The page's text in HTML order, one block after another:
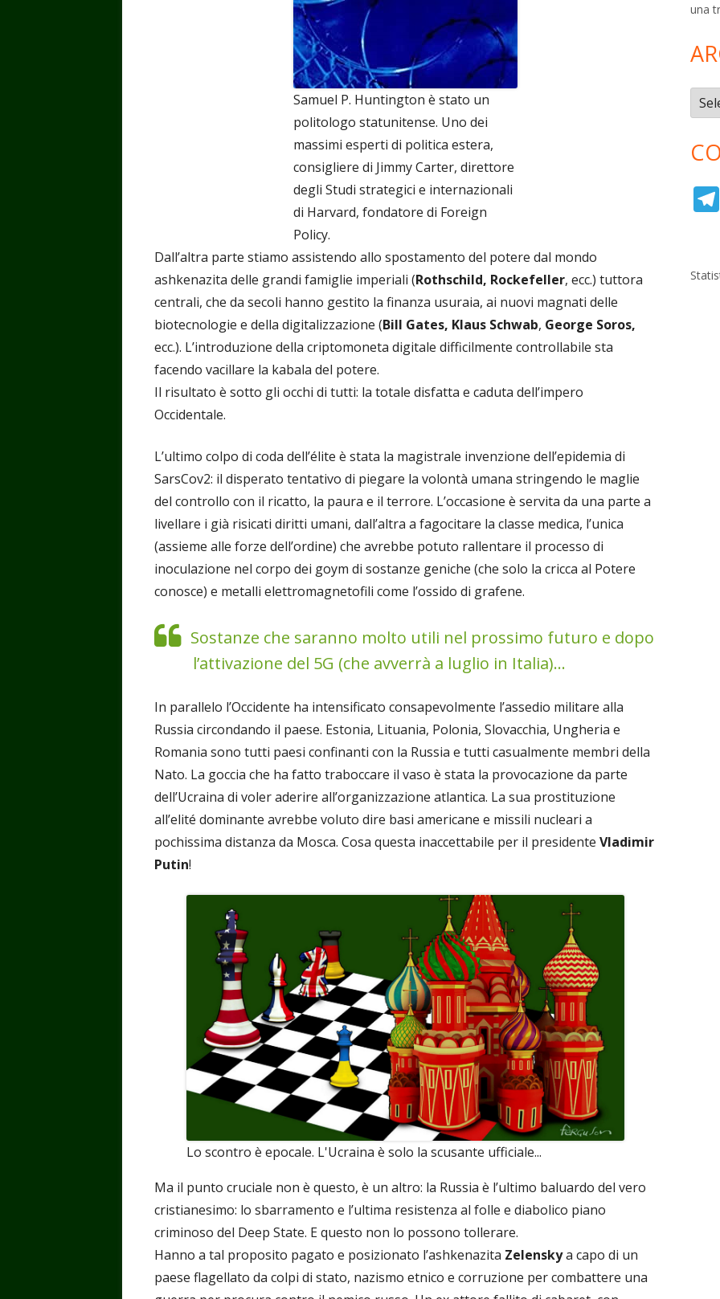
Samuel P. Huntington è stato un
politologo statunitense. Uno dei
massimi esperti di politica estera,
consigliere di Jimmy Carter, direttore
degli Studi strategici e internazionali
di Harvard, fondatore di Foreign
Policy.
Dall’altra parte stiamo assistendo allo spostamento del potere dal mondo
ashkenazita delle grandi famiglie imperiali (Rothschild, Rockefeller, ecc.) tuttora
centrali, che da secoli hanno gestito la finanza usuraia, ai nuovi magnati delle
biotecnologie e della digitalizzazione (Bill Gates, Klaus Schwab, George Soros,
ecc.). L’introduzione della criptomoneta digitale difficilmente controllabile sta
facendo vacillare la kabala del potere.
Il risultato è sotto gli occhi di tutti: la totale disfatta e caduta dell’impero
Occidentale.
L’ultimo colpo di coda dell’élite è stata la magistrale invenzione dell’epidemia di
SarsCov2: il disperato tentativo di piegare la volontà umana stringendo le maglie
del controllo con il ricatto, la paura e il terrore. L’occasione è servita da una parte a
livellare i già risicati diritti umani, dall’altra a fagocitare la classe medica, l’unica
(assieme alle forze dell’ordine) che avrebbe potuto rallentare il processo di
inoculazione nel corpo dei goym di sostanze geniche (che solo la cricca al Potere
conosce) e metalli elettromagnetofili come l’ossido di grafene.
Sostanze che saranno molto utili nel prossimo futuro e dopo
l’attivazione del 5G (che avverrà a luglio in Italia)...
In parallelo l’Occidente ha intensificato consapevolmente l’assedio militare alla
Russia circondando il paese. Estonia, Lituania, Polonia, Slovacchia, Ungheria e
Romania sono tutti paesi confinanti con la Russia e tutti casualmente membri della
Nato. La goccia che ha fatto traboccare il vaso è stata la provocazione da parte
dell’Ucraina di voler aderire all’organizzazione atlantica. La sua prostituzione
all’elité dominante avrebbe voluto dire basi americane e missili nucleari a
pochissima distanza da Mosca. Cosa questa inaccettabile per il presidente Vladimir
Putin!
Lo scontro è epocale. L'Ucraina è solo la scusante ufficiale...
Ma il punto cruciale non è questo, è un altro: la Russia è l’ultimo baluardo del vero
cristianesimo: lo sbarramento e l’ultima resistenza al folle e diabolico piano
criminoso del Deep State. E questo non lo possono tollerare.
Hanno a tal proposito pagato e posizionato l’ashkenazita Zelenskya capo di un
paese flagellato da colpi di stato, nazismo etnico e corruzione per combattere una
una